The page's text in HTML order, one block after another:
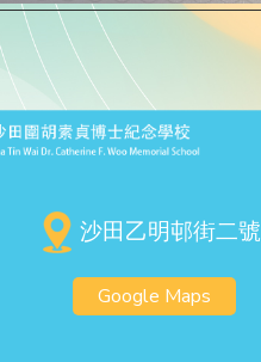
沙田乙明邨街二號
Google Maps